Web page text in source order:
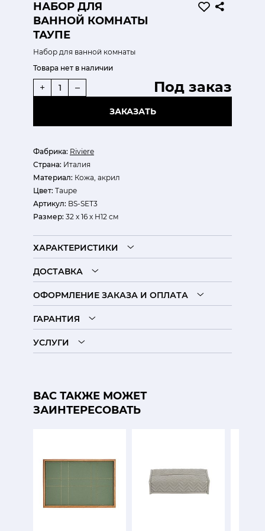
НАБОР ДЛЯ
ВАННОЙ КОМНАТЫ
ТАУПЕ
Набор для ванной комнаты
Фабрика: Riviere
Страна: Италия
Материал: Кожа, акрил
Цвет: Taupe
Артикул: BS-SET3
Размер: 32 х 16 х H12 см
Товара нет в наличии
Под заказ
+ –
ЗАКАЗАТЬ
ХАРАКТЕРИСТИКИ
ДОСТАВКА
ОФОРМЛЕНИЕ ЗАКАЗА И ОПЛАТА
ГАРАНТИЯ
УСЛУГИ
ВАС ТАКЖЕ МОЖЕТ
ЗАИНТЕРЕСОВАТЬ